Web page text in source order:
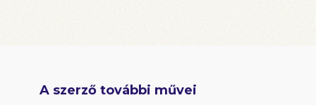
A szerző további művei